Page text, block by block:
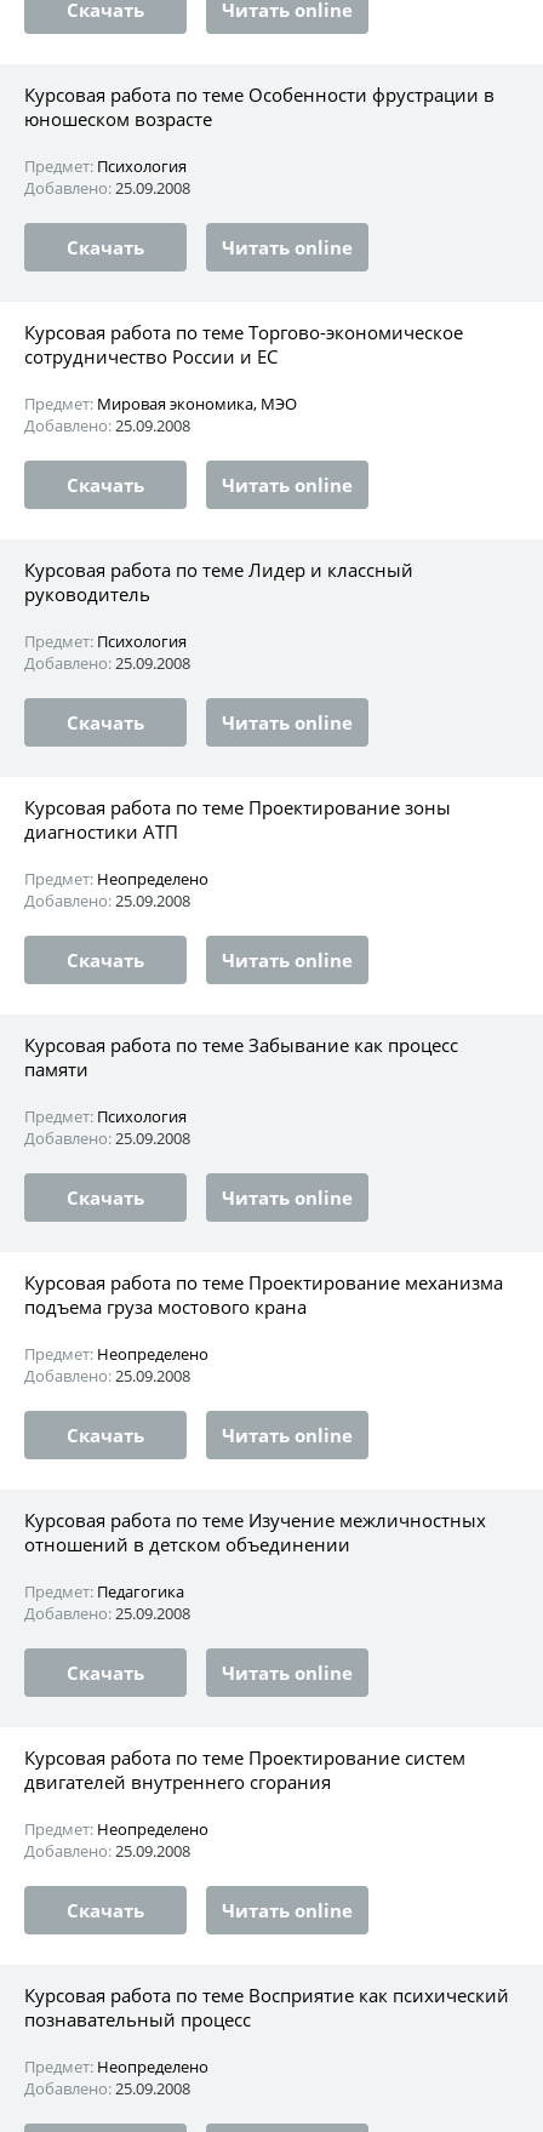
Скачать Читать online
Курсовая работа по теме Особенности фрустрации в
юношеском возрасте
Предмет: Психология
Добавлено:25.09.2008
Скачать Читать online
Курсовая работа по теме Торгово-экономическое
сотрудничество России и ЕС
Предмет: Мировая экономика, МЭО
Добавлено:25.09.2008
Скачать Читать online
Курсовая работа по теме Лидер и классный
руководитель
Предмет: Психология
Добавлено:25.09.2008
Скачать Читать online
Курсовая работа по теме Проектирование зоны
диагностики АТП
Предмет: Неопределено
Добавлено:25.09.2008
Скачать Читать online
Курсовая работа по теме Забывание как процесс
памяти
Предмет: Психология
Добавлено:25.09.2008
Скачать Читать online
Курсовая работа по теме Проектирование механизма
подъема груза мостового крана
Предмет: Неопределено
Добавлено:25.09.2008
Скачать Читать online
Курсовая работа по теме Изучение межличностных
отношений в детском объединении
Предмет: Педагогика
Добавлено:25.09.2008
Скачать Читать online
Курсовая работа по теме Проектирование систем
двигателей внутреннего сгорания
Предмет: Неопределено
Добавлено:25.09.2008
Скачать Читать online
Курсовая работа по теме Восприятие как психический
познавательный процесс
Предмет: Неопределено
Добавлено:25.09.2008